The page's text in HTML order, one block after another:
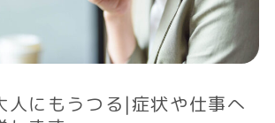
人にもうつる|症状や仕事へ